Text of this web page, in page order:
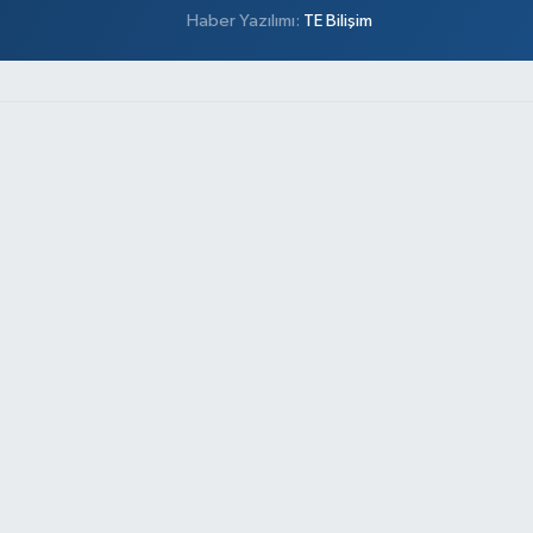
Haber Yazılımı: TE Bilişim